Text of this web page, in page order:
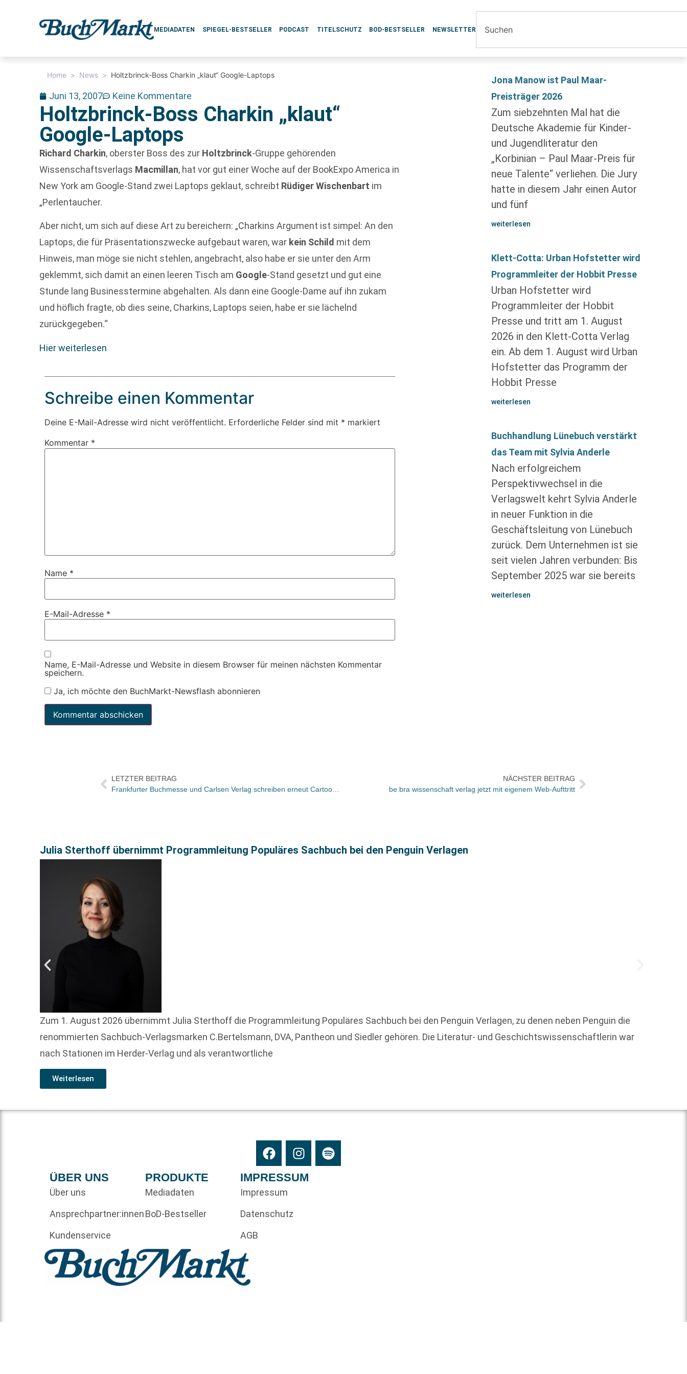
MEDIADATEN SPIEGEL-BESTSELLER PODCAST TITELSCHUTZ BOD-BESTSELLER NEWSLETTER
Home > News > Holtzbrinck-Boss Charkin „klaut“ Google-Laptops
Juni 13, 2007 Keine Kommentare
Holtzbrinck-Boss Charkin „klaut“
Google-Laptops
Richard Charkin, oberster Boss des zur Holtzbrinck-Gruppe gehörenden
Wissenschaftsverlags Macmillan, hat vor gut einer Woche auf der BookExpo America in
New York am Google-Stand zwei Laptops geklaut, schreibt Rüdiger Wischenbart im
„Perlentaucher.
Aber nicht, um sich auf diese Art zu bereichern: „Charkins Argument ist simpel: An den
Laptops, die für Präsentationszwecke aufgebaut waren, war kein Schild mit dem
Hinweis, man möge sie nicht stehlen, angebracht, also habe er sie unter den Arm
geklemmt, sich damit an einen leeren Tisch am Google-Stand gesetzt und gut eine
Stunde lang Businesstermine abgehalten. Als dann eine Google-Dame auf ihn zukam
und höflich fragte, ob dies seine, Charkins, Laptops seien, habe er sie lächelnd
zurückgegeben.“
Hier weiterlesen
Schreibe einen Kommentar
Deine E-Mail-Adresse wird nicht veröffentlicht. Erforderliche Felder sind mit * markiert
Kommentar *
Name *
E-Mail-Adresse *
Name, E-Mail-Adresse und Website in diesem Browser für meinen nächsten Kommentar
speichern.
Ja, ich möchte den BuchMarkt-Newsflash abonnieren
Jona Manow ist Paul Maar-
Preisträger 2026
Zum siebzehnten Mal hat die
Deutsche Akademie für Kinder-
und Jugendliteratur den
„Korbinian – Paul Maar-Preis für
neue Talente“ verliehen. Die Jury
hatte in diesem Jahr einen Autor
und fünf
weiterlesen
Klett-Cotta: Urban Hofstetter wird
Programmleiter der Hobbit Presse
Urban Hofstetter wird
Programmleiter der Hobbit
Presse und tritt am 1. August
2026 in den Klett-Cotta Verlag
ein. Ab dem 1. August wird Urban
Hofstetter das Programm der
Hobbit Presse
weiterlesen
Buchhandlung Lünebuch verstärkt
das Team mit Sylvia Anderle
Nach erfolgreichem
Perspektivwechsel in die
Verlagswelt kehrt Sylvia Anderle
in neuer Funktion in die
Geschäftsleitung von Lünebuch
zurück. Dem Unternehmen ist sie
seit vielen Jahren verbunden: Bis
September 2025 war sie bereits
weiterlesen
LETZTER BEITRAG
NÄCHSTER BEITRAG
be.bra wissenschaft verlag jetzt mit eigenem Web-Aufttritt
Julia Sterthoff übernimmt Programmleitung Populäres Sachbuch bei den Penguin Verlagen
Zum 1. August 2026 übernimmt Julia Sterthoff die Programmleitung Populäres Sachbuch bei den Penguin Verlagen, zu denen neben Penguin die
renommierten Sachbuch-Verlagsmarken C.Bertelsmann, DVA, Pantheon und Siedler gehören. Die Literatur- und Geschichtswissenschaftlerin war
nach Stationen im Herder-Verlag und als verantwortliche
Weiterlesen
ÜBER UNS
Über uns
Ansprechpartner:innen
Kundenservice
PRODUKTE
Mediadaten
BoD-Bestseller
IMPRESSUM
Impressum
Datenschutz
AGB